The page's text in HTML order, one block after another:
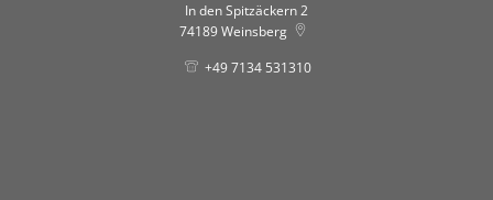
In den Spitzäckern 2
74189Weinsberg
+49 7134 531310